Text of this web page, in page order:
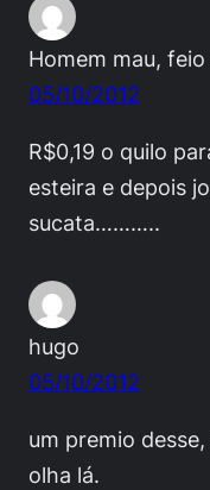
Homem mau,
05/10/2012
R$0,19 o quilo
esteira e depois
sucata………..
hugo
05/10/2012
um premio
olha lá.